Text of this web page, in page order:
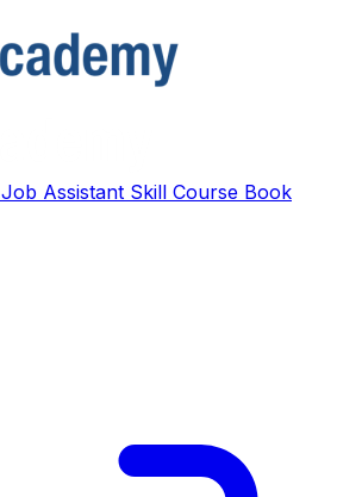
Job Assistant Skill Course Book